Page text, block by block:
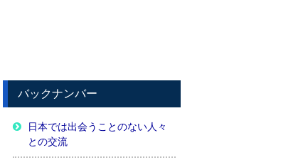
バックナンバー
日本では出会うことのない人々
との交流